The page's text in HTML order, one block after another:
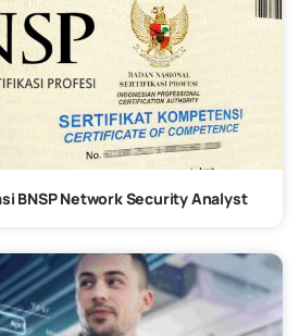
BNSP Network Security Analyst